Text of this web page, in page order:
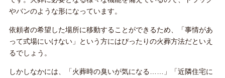
やバンのような形になっています。
依頼者の希望した場所に移動することができるため、「事情があ
って式場にいけない」という方にはぴったりの火葬方法だといえ
るでしょう。
しかしなかには、「火葬時の臭いが気になる……」「近隣住宅に